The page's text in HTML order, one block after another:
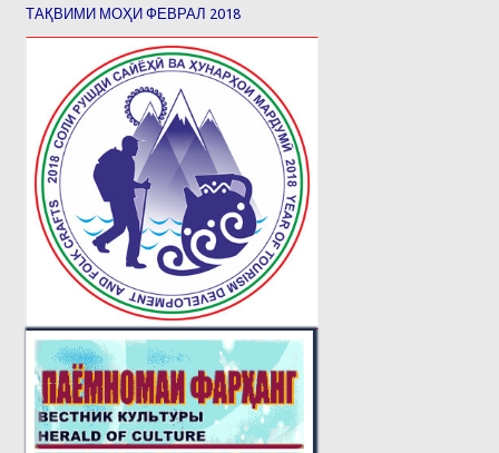
ТАҚВИМИ МОҲИ ФЕВРАЛ 2018